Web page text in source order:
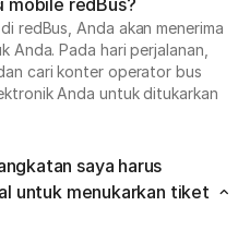
mobile redBus?
redBus, Anda akan menerima
Pada hari perjalanan,
cari konter operator bus
Anda untuk ditukarkan
saya harus
untuk menukarkan tiket